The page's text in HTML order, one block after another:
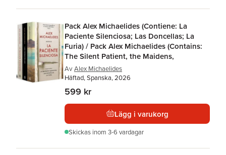
Pack Alex Michaelides (Contiene: La
Paciente Silenciosa; Las Doncellas; La
Furia) / Pack Alex Michaelides (Contains:
The Silent Patient, the Maidens,
Av Alex Michaelides
Häftad, Spanska, 2026
599 kr
Lägg i varukorg
Skickas inom 3-6 vardagar